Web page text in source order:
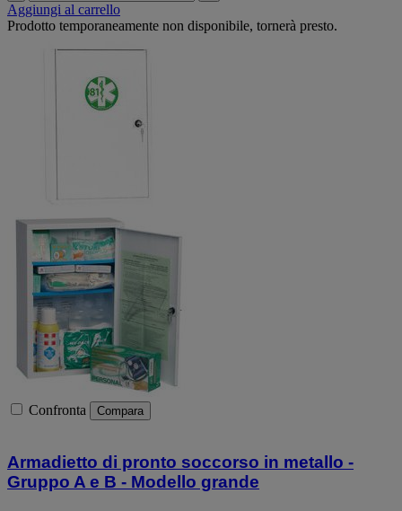
Aggiungi al carrello
Prodotto temporaneamente non disponibile, tornerà presto.
Confronta Compara
Armadietto di pronto soccorso in metallo -
Gruppo A e B - Modello grande